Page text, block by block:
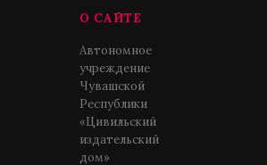
О САЙТЕ
Автономное
учреждение
Чувашской
Республики
«Цивильский
издательский
дом»